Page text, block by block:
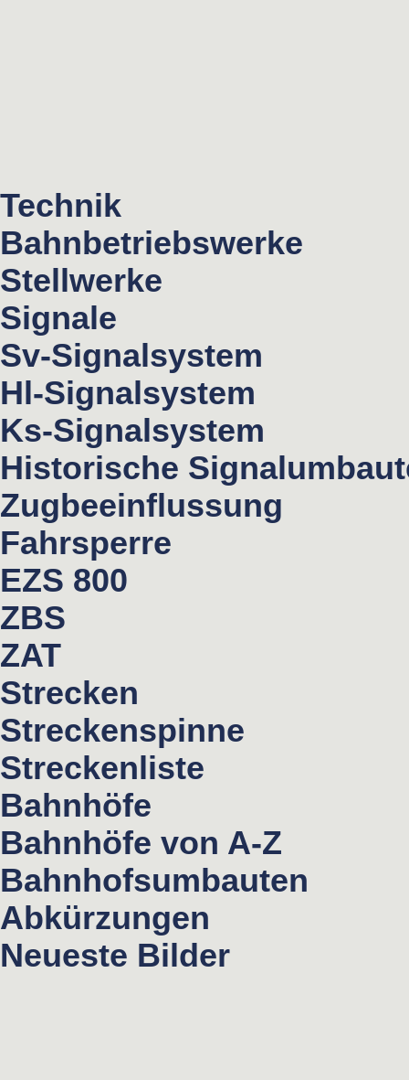
Technik
Bahnbetriebswerke
Stellwerke
Signale
Sv-Signalsystem
Hl-Signalsystem
Ks-Signalsystem
Historische
Zugbeeinflussung
Fahrsperre
EZS 800
ZBS
ZAT
Strecken
Streckenspinne
Streckenliste
Bahnhöfe
Bahnhöfe von A-Z
Bahnhofsumbauten
Abkürzungen
Neueste Bilder